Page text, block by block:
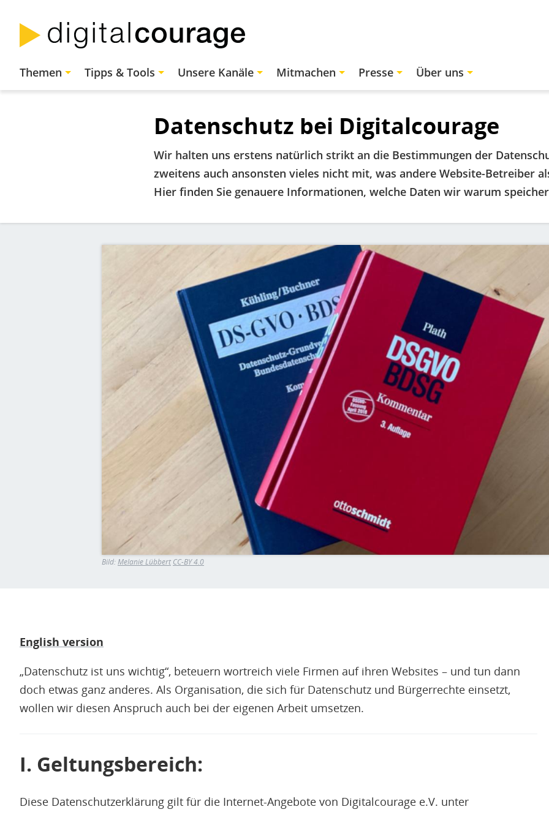
zum
Inhalt
Hauptnavigation
Themen Tipps & Tools Unsere Kanäle Mitmachen Presse Über uns
Datenschutz bei Digitalcourage
Wir halten uns erstens natürlich strikt an die Bestimmungen der
zweitens auch ansonsten vieles nicht mit, was andere Website-Betreiber
Hier finden Sie genauere Informationen, welche Daten wir warum
Bild
Bild:Melanie Lübbert CC-BY 4.0
English version
„Datenschutz ist uns wichtig“, beteuern wortreich viele Firmen auf ihren Websites – und tun dann
doch etwas ganz anderes. Als Organisation, die sich für Datenschutz und Bürgerrechte einsetzt,
wollen wir diesen Anspruch auch bei der eigenen Arbeit umsetzen.
I. Geltungsbereich:
Diese Datenschutzerklärung gilt für die Internet-Angebote von Digitalcourage e.V. unter